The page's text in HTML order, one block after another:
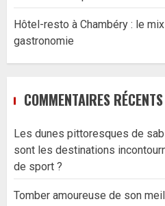
Hôtel-resto à Chambéry : le
gastronomie
COMMENTAIRES RÉCENTS
Les dunes pittoresques de
sont les destinations
de sport ?
Tomber amoureuse de son